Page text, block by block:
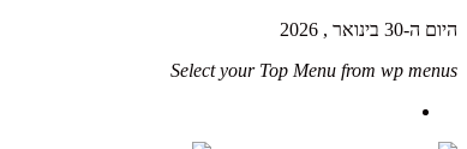
היום ה-30 בינואר , 2026
Select your Top Menu from wp menus